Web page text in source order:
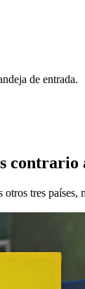
de entrada.
tres